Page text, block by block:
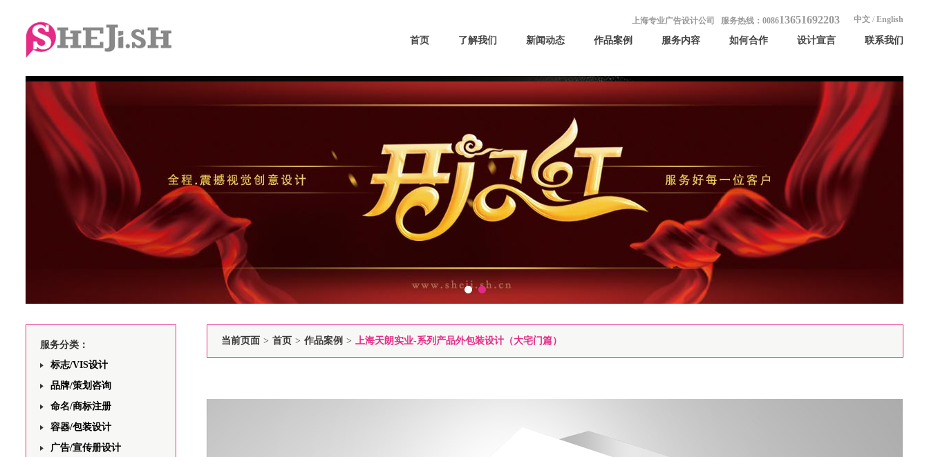
中文 / English
上海专业广告设计公司 服务热线：008613651692203
首页 了解我们 新闻动态 作品案例 服务内容 如何合作 设计宣言 联系我们
服务分类：
标志/VIS设计
品牌/策划咨询
命名/商标注册
容器/包装设计
广告/宣传册设计
当前页面 > 首页 > 作品案例 > 上海天朗实业-系列产品外包装设计（大宅门篇）